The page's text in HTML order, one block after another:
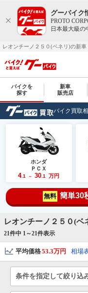
グーバイク
PROTO
日本最大級の
レオンチーノ２５０(ベネリ)の新
バイクを
探す
新車
販売店
バイク買取
ホンダ
ＰＣＸ
4.1 ～ 30 .1 万円
無料 簡単30
レオンチーノ２５０(ベ
21件中 1～21件表示
平均価格53.3万円 相場
条件を指定して絞り込